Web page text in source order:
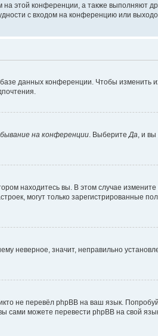
этой конференции, а также выполняют
с входом на конференцию или
данных конференции. Чтобы изменить
на конференции . Выберите Да , и
находитесь вы. В этом случае
могут только зарегистрированные
неверное, значит, неправильно
не перевёл phpBB на ваш язык.
сами можете перевести phpBB на свой